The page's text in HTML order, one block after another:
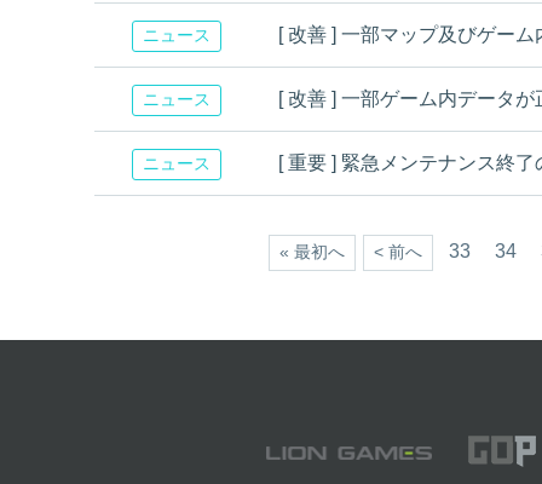
ニュース [ 改善 ] 一部マップ及びゲー
ニュース [ 改善 ] 一部ゲーム内データ
ニュース [ 重要 ] 緊急メンテナンス終了
« 最初へ < 前へ 33 34